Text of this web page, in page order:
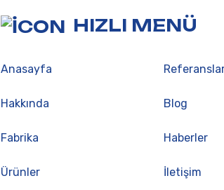
HIZLI MENÜ
Anasayfa
Hakkında
Fabrika
Ürünler
Blog
Haberler
İletişim